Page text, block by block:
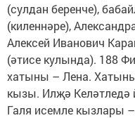
(сулдан беренче),
(киленнәре),
Алексей Иванович
(әтисе кулында). 188
хатыны – Лена.
кызы. Илҗә Келәтледә
Галя исемле кызлары